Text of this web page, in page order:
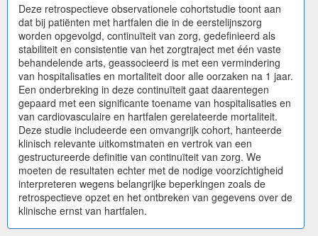
Deze retrospectieve observationele cohortstudie toont aan
dat bij patiënten met hartfalen die in de eerstelijnszorg
worden opgevolgd, continuïteit van zorg, gedefinieerd als
stabiliteit en consistentie van het zorgtraject met één vaste
behandelende arts, geassocieerd is met een vermindering
van hospitalisaties en mortaliteit door alle oorzaken na 1 jaar.
Een onderbreking in deze continuïteit gaat daarentegen
gepaard met een significante toename van hospitalisaties en
van cardiovasculaire en hartfalen gerelateerde mortaliteit.
Deze studie includeerde een omvangrijk cohort, hanteerde
klinisch relevante uitkomstmaten en vertrok van een
gestructureerde definitie van continuïteit van zorg. We
moeten de resultaten echter met de nodige voorzichtigheid
interpreteren wegens belangrijke beperkingen zoals de
retrospectieve opzet en het ontbreken van gegevens over de
klinische ernst van hartfalen.